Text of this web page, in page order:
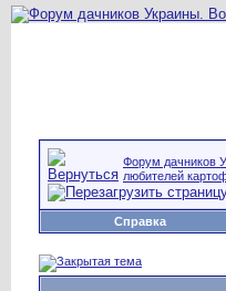
Форум дачников
любителей
Справка